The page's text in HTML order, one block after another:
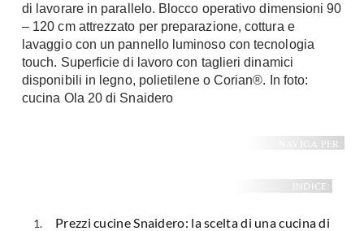
Giardino
Arredo giardino
Tende da sole
Gazebo
Fai da te in giardino
Il fai da te in bagno
Casa fai da te
Bricolage
di lavorare in parallelo. Blocco operativo dimensioni 90
– 120 cm attrezzato per preparazione, cottura e
lavaggio con un pannello luminoso con tecnologia
touch. Superficie di lavoro con taglieri dinamici
disponibili in legno, polietilene o Corian®. In foto:
cucina Ola 20 di Snaidero
NAVIGA PER:
INDICE:
Prezzi cucine Snaidero: la scelta di una cucina di